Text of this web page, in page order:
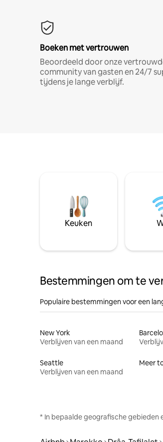
Boeken met vertrouwen
Beoordeeld door onze
community van gasten en 24/7
tijdens je lange verblijf.
Keuken
Bestemmingen om te
Populaire bestemmingen voor een
New York
Verblijven van een maand
Seattle
Verblijven van een maand
Meer
* In bepaalde geografische gebieden